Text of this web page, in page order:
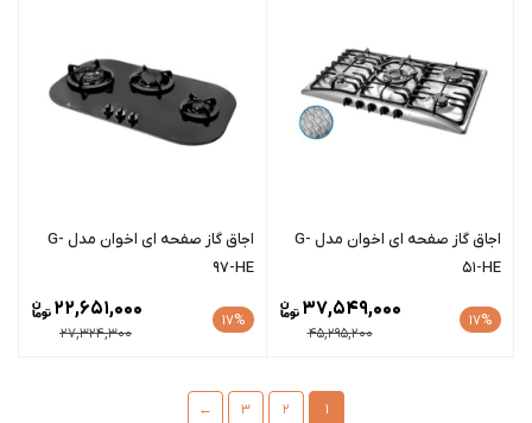
اجاق گاز صفحه ای اخوان مدل G-
51-HE
17%
45,295,200
37,549,000
اجاق گاز صفحه ای اخوان مدل G-
97-HE
17%
27,324,300
22,651,000
1
2
3
←